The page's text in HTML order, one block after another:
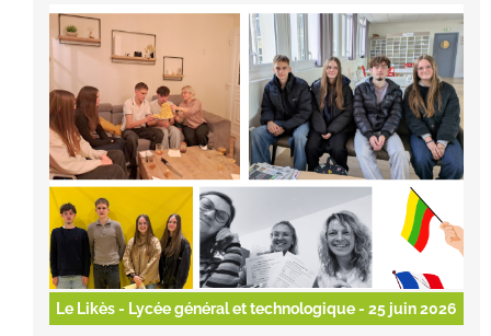
Le Likès - Lycée général et technologique- 25 juin 2026